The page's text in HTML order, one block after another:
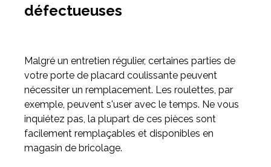
défectueuses
Malgré un entretien régulier, certaines parties de
votre porte de placard coulissante peuvent
nécessiter un remplacement. Les roulettes, par
exemple, peuvent s'user avec le temps. Ne vous
inquiétez pas, la plupart de ces pièces sont
facilement remplaçables et disponibles en
magasin de bricolage.